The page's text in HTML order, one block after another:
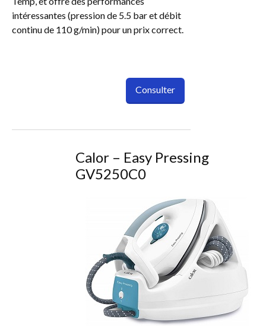
intéressantes (pression de 5.5 bar et débit
continu de 110 g/min) pour un prix correct.
Consulter
Calor – Easy Pressing
GV5250C0